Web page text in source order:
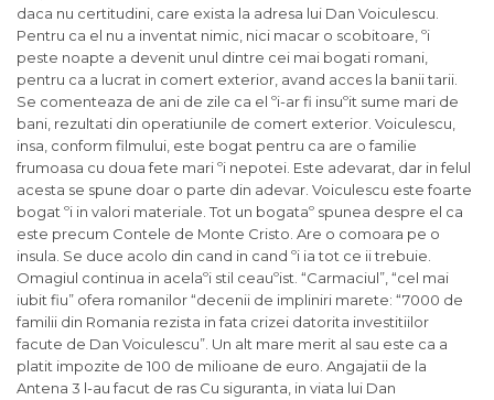
daca nu certitudini, care exista la adresa lui Dan Voiculescu.
Pentru ca el nu a inventat nimic, nici macar o scobitoare, ºi
peste noapte a devenit unul dintre cei mai bogati romani,
pentru ca a lucrat in comert exterior, avand acces la banii tarii.
Se comenteaza de ani de zile ca el ºi-ar fi insuºit sume mari de
bani, rezultati din operatiunile de comert exterior. Voiculescu,
insa, conform filmului, este bogat pentru ca are o familie
frumoasa cu doua fete mari ºi nepotei. Este adevarat, dar in felul
acesta se spune doar o parte din adevar. Voiculescu este foarte
bogat ºi in valori materiale. Tot un bogataº spunea despre el ca
este precum Contele de Monte Cristo. Are o comoara pe o
insula. Se duce acolo din cand in cand ºi ia tot ce ii trebuie.
Omagiul continua in acelaºi stil ceauºist. “Carmaciul”, “cel mai
iubit fiu” ofera romanilor “decenii de impliniri marete: “7000 de
familii din Romania rezista in fata crizei datorita investitiilor
facute de Dan Voiculescu”. Un alt mare merit al sau este ca a
platit impozite de 100 de milioane de euro. Angajatii de la
Antena 3 l-au facut de ras Cu siguranta, in viata lui Dan